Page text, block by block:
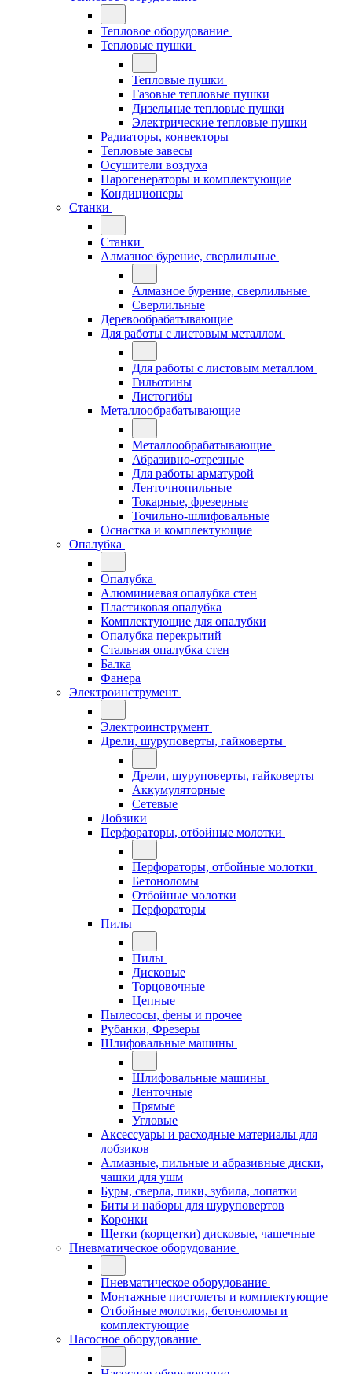
Тепловое оборудование
Тепловые пушки
Тепловые пушки
Газовые тепловые пушки
Дизельные тепловые пушки
Электрические тепловые пушки
Радиаторы, конвекторы
Тепловые завесы
Осушители воздуха
Парогенераторы и комплектующие
Кондиционеры
Станки
Станки
Алмазное бурение, сверлильные
Алмазное бурение, сверлильные
Сверлильные
Деревообрабатывающие
Для работы с листовым металлом
Для работы с листовым металлом
Гильотины
Листогибы
Металлообрабатывающие
Металлообрабатывающие
Абразивно-отрезные
Для работы арматурой
Ленточнопильные
Токарные, фрезерные
Точильно-шлифовальные
Оснастка и комплектующие
Опалубка
Опалубка
Алюминиевая опалубка стен
Пластиковая опалубка
Комплектующие для опалубки
Опалубка перекрытий
Стальная опалубка стен
Балка
Фанера
Электроинструмент
Электроинструмент
Дрели, шуруповерты, гайковерты
Дрели, шуруповерты, гайковерты
Аккумуляторные
Сетевые
Лобзики
Перфораторы, отбойные молотки
Перфораторы, отбойные молотки
Бетоноломы
Отбойные молотки
Перфораторы
Пилы
Пилы
Дисковые
Торцовочные
Цепные
Пылесосы, фены и прочее
Рубанки, Фрезеры
Шлифовальные машины
Шлифовальные машины
Ленточные
Прямые
Угловые
Аксессуары и расходные материалы для
лобзиков
Алмазные, пильные и абразивные диски,
чашки для ушм
Буры, сверла, пики, зубила, лопатки
Биты и наборы для шуруповертов
Коронки
Щетки (корщетки) дисковые, чашечные
Пневматическое оборудование
Пневматическое оборудование
Монтажные пистолеты и комплектующие
Отбойные молотки, бетоноломы и
комплектующие
Насосное оборудование